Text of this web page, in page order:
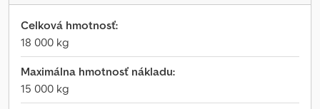
Celková hmotnosť:
18 000 kg
Maximálna hmotnosť nákladu:
15 000 kg